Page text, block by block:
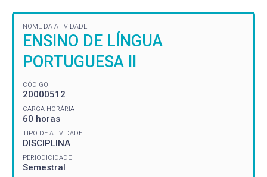
NOME DA ATIVIDADE
ENSINO DE LÍNGUA
PORTUGUESA II
CÓDIGO
20000512
CARGA HORÁRIA
60 horas
TIPO DE ATIVIDADE
DISCIPLINA
PERIODICIDADE
Semestral